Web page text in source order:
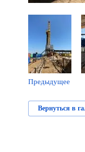
Предыдущее
Вернуться в